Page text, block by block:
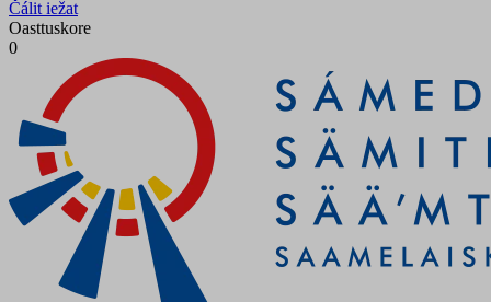
Čálit iežat
Oasttuskore
0